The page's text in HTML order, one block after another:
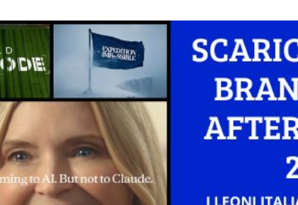
CINEMA
DIGITALE
EDITORIA
ESTERNA
RADIO / AUDIO
TV